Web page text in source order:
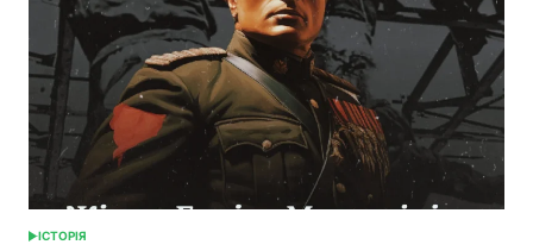
ОПУБЛИКОВАНО
ІСТОРІЯ